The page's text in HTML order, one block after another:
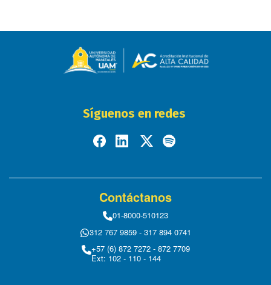
Síguenos en redes
Contáctanos
01-8000-510123
312 767 9859 - 317 894 0741
+57 (6) 872 7272 - 872 7709
Ext: 102 - 110 - 144